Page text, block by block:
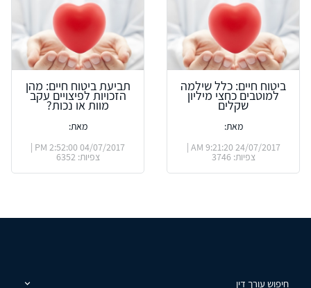
ביטוח חיים: כלל שילמה
למוטבים כחצי מיליון
שקלים
מאת:
24/07/2017 9:21:20 AM |
צפיות: 3746
תביעת ביטוח חיים: מהן
הזכויות לפיצויים עקב
מוות או נכות?
מאת:
04/07/2017 2:52:00 PM |
צפיות: 6352
חיפוש עורך דין